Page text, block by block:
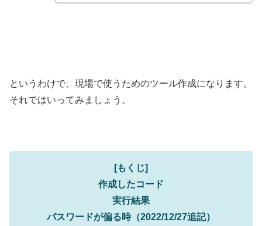
というわけで、現場で使うためのツール作成になります。
それではいってみましょう。
[もくじ]
作成したコード
実行結果
パスワードが偏る時（2022/12/27追記）